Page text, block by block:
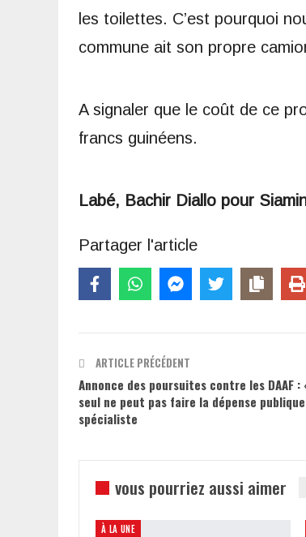
les toilettes. C’est pourquoi
commune ait son propre
A signaler que le coût de ce
francs guinéens.
Labé, Bachir Diallo pour
Partager l'article
ARTICLE PRÉCÉDENT
Annonce des poursuites contre les DAAF :
seul ne peut pas faire la dépense
spécialiste
vous pourriez aussi aimer
À LA UNE